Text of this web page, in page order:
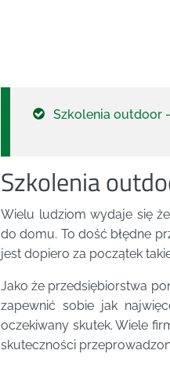
Szkolenia outdoor
Szkolenia
Wielu ludziom wydaje się że
do domu. To dość błędne
jest dopiero za początek
Jako że przedsiębiorstwa
zapewnić sobie jak
oczekiwany skutek. Wiele
skuteczności